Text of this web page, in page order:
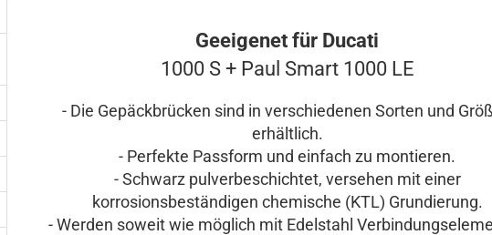
Geeigenet für Ducati
1000 S + Paul Smart 1000 LE
- Die Gepäckbrücken sind in verschiedenen Sorten und
erhältlich.
- Perfekte Passform und einfach zu montieren.
- Schwarz pulverbeschichtet, versehen mit einer
korrosionsbeständigen chemische (KTL) Grundierung.
- Werden soweit wie möglich mit Edelstahl